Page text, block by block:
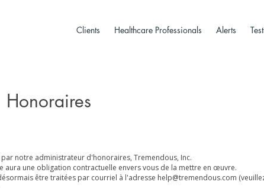
Clients Healthcare Professionals Alerts
Honoraires
notre administrateur d'honoraires, Tremendous, Inc.
une obligation contractuelle envers vous de la mettre en œuvre.
être traitées par courriel à l'adresse help@tremendous.com